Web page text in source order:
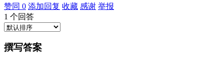
赞同 0 添加回复 收藏 感谢 举报
1 个回答
撰写答案